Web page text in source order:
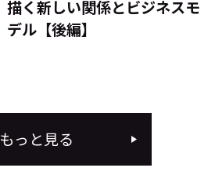
描く新しい関係とビジネスモ
デル【後編】
もっと見る